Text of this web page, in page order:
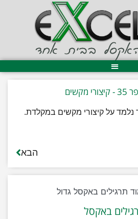
נלמד על קיצורי מקשים במקלדת.
הבא
באקסל